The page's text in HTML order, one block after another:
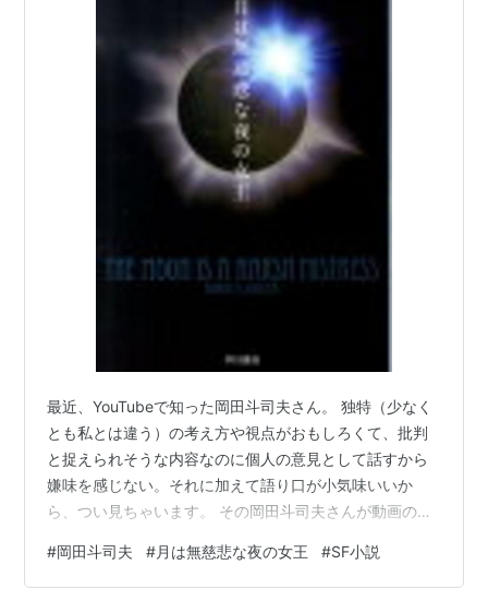
月は無慈悲な夜の女王
作者:
ロバート A ハインライン,矢野徹
出版社/メーカー:早川書房
2013/06/25
メディア:Kindle版
この商品を含むブログ (9件) を見る
ISBN:4150102074
最近、YouTubeで知った岡田斗司夫さん。 独特（少なく
とも私とは違う）の考え方や視点がおもしろくて、批判
と捉えられそうな内容なのに個人の意見として話すから
嫌味を感じない。それに加えて語り口が小気味いいか
ら、つい見ちゃいます。 その岡田斗司夫さんが動画の中
しろい視点をお持ちの岡田さんおすすめ、しかも小説と
#岡田斗司夫 #月は無慈悲な夜の女王 #SF小説